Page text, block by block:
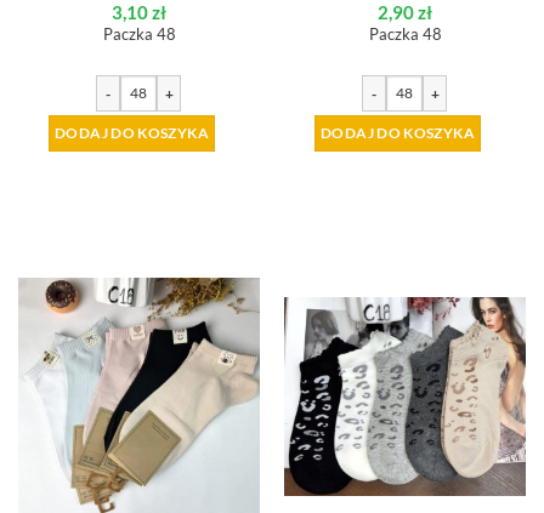
3,10zł
Paczka 48
- +
DODAJ DO KOSZYKA
2,90zł
Paczka 48
- +
DODAJ DO KOSZYKA